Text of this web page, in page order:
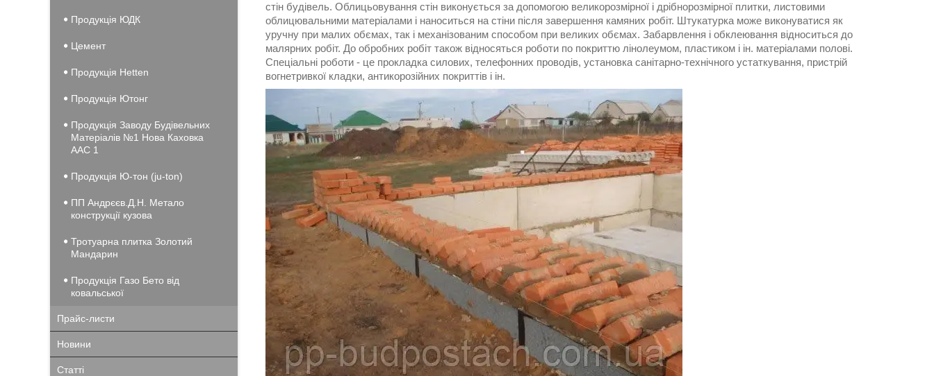
стін будівель. Облицьовування стін виконується за допомогою великорозмірної і дрібнорозмірної плитки, листовими
облицювальними матеріалами і наноситься на стіни після завершення камяних робіт. Штукатурка може виконуватися як
уручну при малих обємах, так і механізованим способом при великих обємах. Забарвлення і обклеювання відноситься до
малярних робіт. До обробних робіт також відносяться роботи по покриттю лінолеумом, пластиком і ін. матеріалами полові.
Спеціальні роботи - це прокладка силових, телефонних проводів, установка санітарно-технічного устаткування, пристрій
вогнетривкої кладки, антикорозійних покриттів і ін.
Продукція ЮДК
Цемент
Продукція Hеtten
Продукція Ютонг
Продукція Заводу Будівельних
Матеріалів №1 Нова Каховка
ААС 1
Продукція Ю-тон (ju-ton)
ПП Андрєєв.Д.Н. Метало
конструкції кузова
Тротуарна плитка Золотий
Мандарин
Продукція Газо Бето від
ковальської
Прайс-листи
Новини
Статті